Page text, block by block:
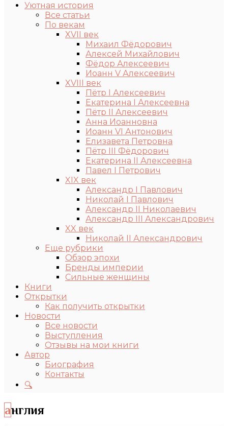
Уютная история
Все статьи
По векам
XVII век
Михаил Фёдорович
Алексей Михайлович
Фёдор Алексеевич
Иоанн V Алексеевич
XVIII век
Пётр I Алексеевич
Екатерина I Алексеевна
Пётр II Алексеевич
Анна Иоанновна
Иоанн VI Антонович
Елизавета Петровна
Пётр III Фёдорович
Екатерина II Алексеевна
Павел I Петрович
XIX век
Александр I Павлович
Николай I Павлович
Александр II Николаевич
Александр III Александрович
XX век
Николай II Александрович
Еще рубрики
Обзор эпохи
Бренды империи
Сильные женщины
Книги
Открытки
Как получить открытки
Новости
Все новости
Выступления
Отзывы на мои книги
Автор
Биография
Контакты
🔍
англия